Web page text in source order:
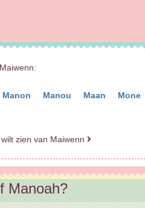
Manon Manou Maan Mone
zien van Maiwenn
Manoah?